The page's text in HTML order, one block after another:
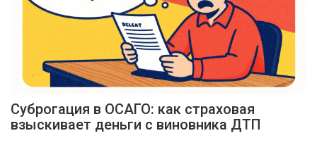
Суброгация в ОСАГО: как страховая
взыскивает деньги с виновника ДТП